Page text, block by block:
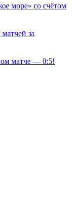
море» со счётом
за
матче — 0:5!